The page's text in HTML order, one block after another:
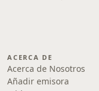
ACERCA DE
Acerca de Nosotros
Añadir emisora